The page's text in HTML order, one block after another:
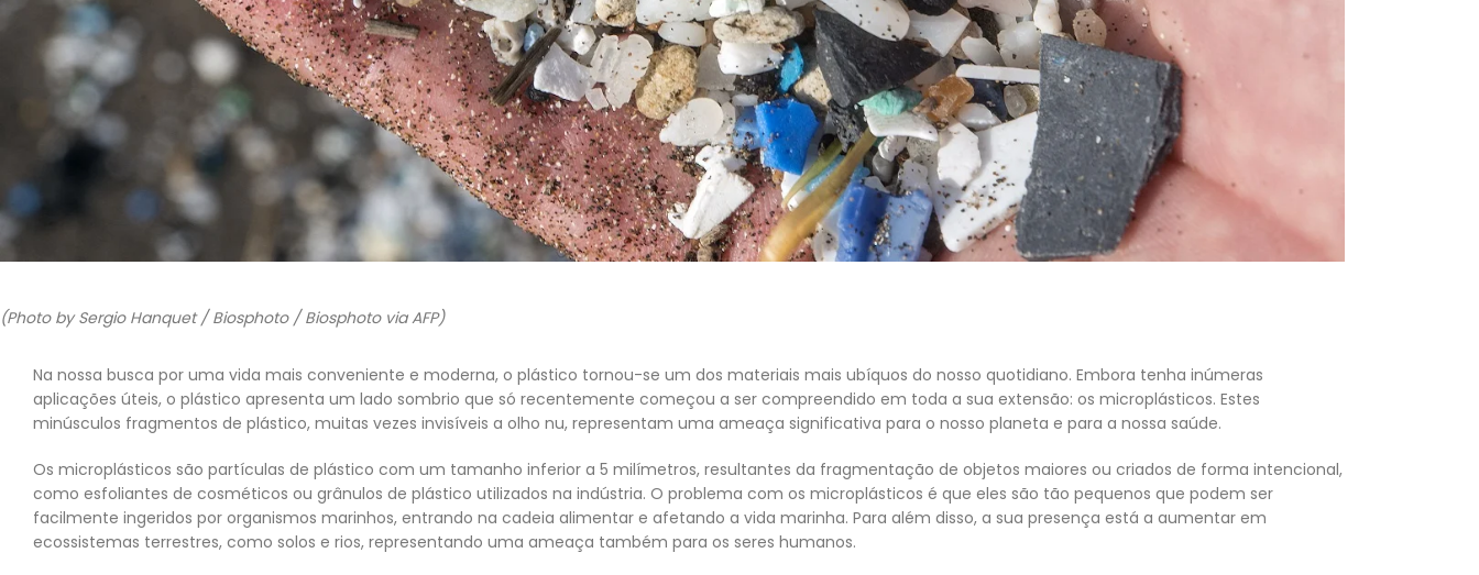
(Photo by Sergio Hanquet / Biosphoto / Biosphoto via AFP)
Na nossa busca por uma vida mais conveniente e moderna, o plástico tornou-se um dos materiais mais ubíquos do nosso quotidiano. Embora tenha inúmeras
aplicações úteis, o plástico apresenta um lado sombrio que só recentemente começou a ser compreendido em toda a sua extensão: os microplásticos. Estes
minúsculos fragmentos de plástico, muitas vezes invisíveis a olho nu, representam uma ameaça significativa para o nosso planeta e para a nossa saúde.
Os microplásticos são partículas de plástico com um tamanho inferior a 5 milímetros, resultantes da fragmentação de objetos maiores ou criados de forma intencional,
como esfoliantes de cosméticos ou grânulos de plástico utilizados na indústria. O problema com os microplásticos é que eles são tão pequenos que podem ser
facilmente ingeridos por organismos marinhos, entrando na cadeia alimentar e afetando a vida marinha. Para além disso, a sua presença está a aumentar em
ecossistemas terrestres, como solos e rios, representando uma ameaça também para os seres humanos.